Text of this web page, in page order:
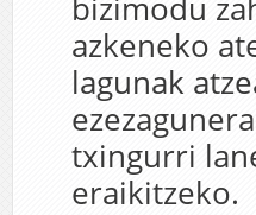
bizimodu
azkeneko
lagunak
txingurri
eraikitzeko.